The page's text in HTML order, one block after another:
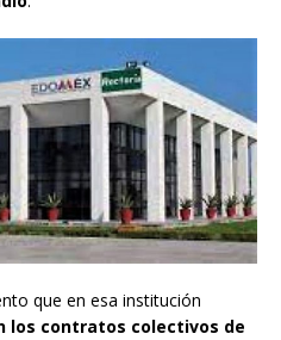
que en esa institución
los contratos colectivos de